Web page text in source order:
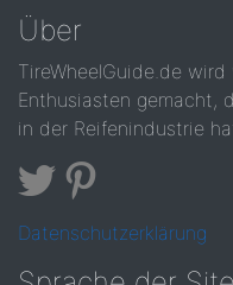
Über
TireWheelGuide.de
Enthusiasten gemacht,
in der Reifenindustrie
Datenschutzerklärung